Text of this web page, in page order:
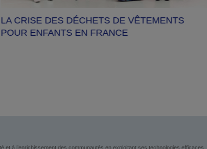
à l’enrichissement des communautés en exploitant ses technologies efficaces,
objets et les informations. L’entreprise se concentre sur la résolution des
et de bureau, l’impression commerciale et industrielle, la fabrication, la